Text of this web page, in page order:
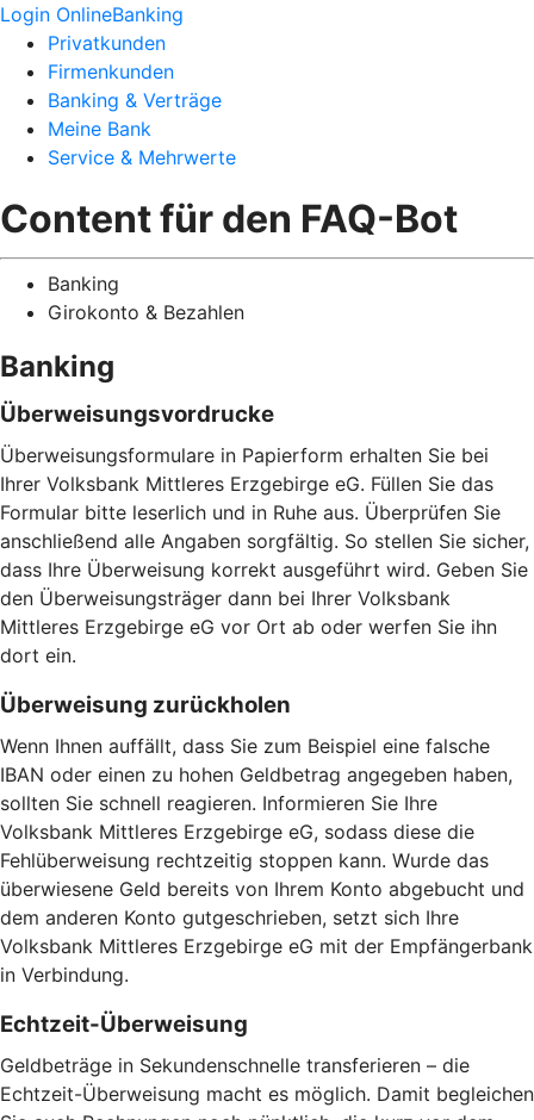
Login OnlineBanking
Privatkunden
Firmenkunden
Banking & Verträge
Meine Bank
Service & Mehrwerte
Content für den FAQ-Bot
Banking
Girokonto & Bezahlen
Banking
Überweisungsvordrucke
Überweisungsformulare in Papierform erhalten Sie bei
Ihrer Volksbank Mittleres Erzgebirge eG. Füllen Sie das
Formular bitte leserlich und in Ruhe aus. Überprüfen Sie
anschließend alle Angaben sorgfältig. So stellen Sie sicher,
dass Ihre Überweisung korrekt ausgeführt wird. Geben Sie
den Überweisungsträger dann bei Ihrer Volksbank
Mittleres Erzgebirge eG vor Ort ab oder werfen Sie ihn
dort ein.
Überweisung zurückholen
Wenn Ihnen auffällt, dass Sie zum Beispiel eine falsche
IBAN oder einen zu hohen Geldbetrag angegeben haben,
sollten Sie schnell reagieren. Informieren Sie Ihre
Volksbank Mittleres Erzgebirge eG, sodass diese die
Fehlüberweisung rechtzeitig stoppen kann. Wurde das
überwiesene Geld bereits von Ihrem Konto abgebucht und
dem anderen Konto gutgeschrieben, setzt sich Ihre
Volksbank Mittleres Erzgebirge eG mit der Empfängerbank
in Verbindung.
Echtzeit-Überweisung
Geldbeträge in Sekundenschnelle transferieren – die
Echtzeit-Überweisung macht es möglich. Damit begleichen